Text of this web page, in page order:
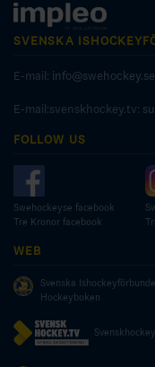
SVENSKA
E-mail: info@swehockey.se
E-mail:svenskhockey.tv:
FOLLOW US
Swehockeyse facebook
Tre Kronor facebook
WEB
Svenska
Hockeyboken